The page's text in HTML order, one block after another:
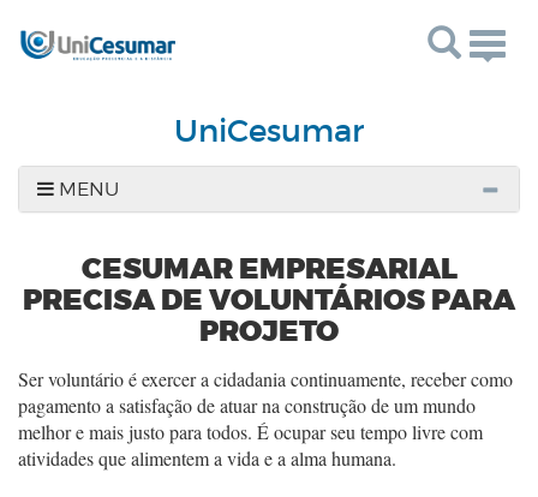
UniCesumar
MENU
CESUMAR EMPRESARIAL
PRECISA DE VOLUNTÁRIOS PARA
PROJETO
Ser voluntário é exercer a cidadania continuamente, receber como
pagamento a satisfação de atuar na construção de um mundo
melhor e mais justo para todos. É ocupar seu tempo livre com
atividades que alimentem a vida e a alma humana.